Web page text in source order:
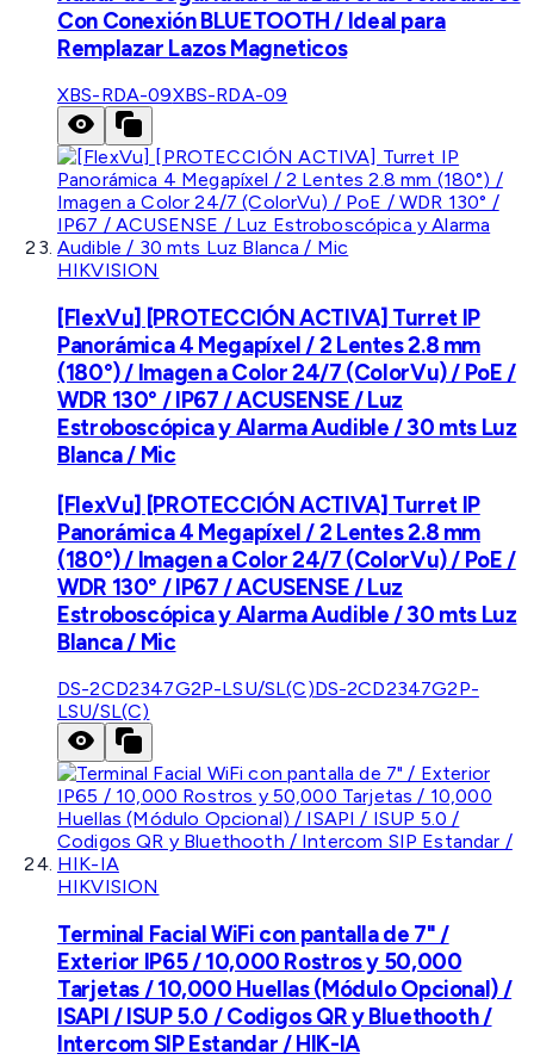
Con Conexión BLUETOOTH / Ideal para
Remplazar Lazos Magneticos
XBS-RDA-09XBS-RDA-09
HIKVISION
[FlexVu] [PROTECCIÓN ACTIVA] Turret IP
Panorámica 4 Megapíxel / 2 Lentes 2.8 mm
(180°) / Imagen a Color 24/7 (ColorVu) / PoE /
WDR 130° / IP67 / ACUSENSE / Luz
Estroboscópica y Alarma Audible / 30 mts Luz
Blanca / Mic
[FlexVu] [PROTECCIÓN ACTIVA] Turret IP
Panorámica 4 Megapíxel / 2 Lentes 2.8 mm
(180°) / Imagen a Color 24/7 (ColorVu) / PoE /
WDR 130° / IP67 / ACUSENSE / Luz
Estroboscópica y Alarma Audible / 30 mts Luz
Blanca / Mic
DS-2CD2347G2P-LSU/SL(C)DS-2CD2347G2P-
LSU/SL(C)
HIKVISION
Terminal Facial WiFi con pantalla de 7" /
Exterior IP65 / 10,000 Rostros y 50,000
Tarjetas / 10,000 Huellas (Módulo Opcional) /
ISAPI / ISUP 5.0 / Codigos QR y Bluethooth /
Intercom SIP Estandar / HIK-IA